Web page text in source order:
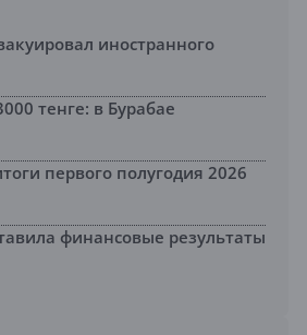
иностранного
тенге: в Бурабае
первого полугодия 2026
финансовые результаты